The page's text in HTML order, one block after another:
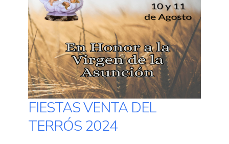
FIESTAS VENTA DEL
TERRÓS 2024